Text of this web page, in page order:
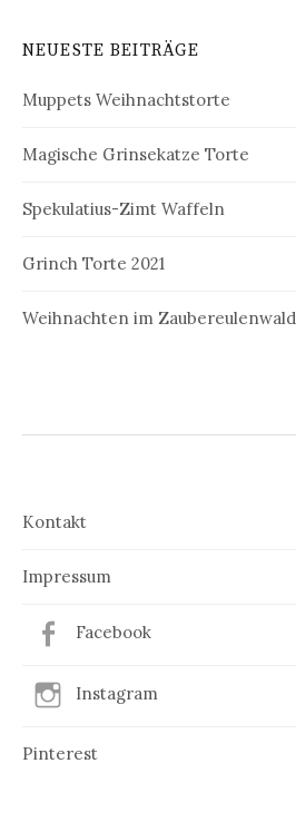
NEUESTE BEITRÄGE
Muppets Weihnachtstorte
Magische Grinsekatze Torte
Spekulatius-Zimt Waffeln
Grinch Torte 2021
Weihnachten im Zaubereulenwald
Kontakt
Impressum
Facebook
Instagram
Pinterest